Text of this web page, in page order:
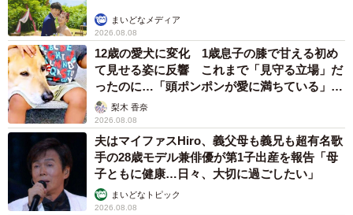
す。
Instagramはこちら→
https://www.instagram.com/haidoromanga
◇ ◇
まいどなメディア
2026.08.08
12歳の愛犬に変化 1歳息子の膝で甘える初め
て見せる姿に反響 これまで「見守る立場」だ
ったのに…「頭ポンポンが愛に満ちている」
「尊…」
梨木 香奈
2026.08.08
夫はマイファスHiro、義父母も義兄も超有名歌
手の28歳モデル兼俳優が第1子出産を報告「母
子ともに健康…日々、大切に過ごしたい」
まいどなトピック
2026.08.08